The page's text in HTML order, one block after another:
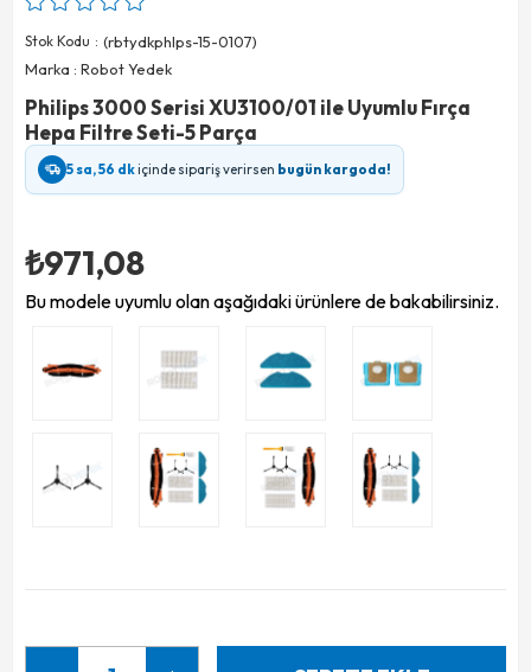
Stok Kodu
(rbtydkphlps-15-0107)
Marka : Robot Yedek
Philips 3000 Serisi XU3100/01 ile Uyumlu Fırça
Hepa Filtre Seti-5 Parça
5 sa, 56 dkiçinde sipariş verirsen bugün kargoda!
₺971,08
Bu modele uyumlu olan aşağıdaki ürünlere de bakabilirsiniz.